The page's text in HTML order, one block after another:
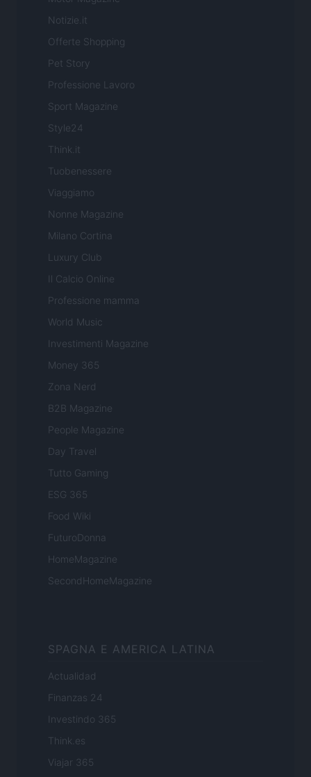
Notizie.it
Offerte Shopping
Pet Story
Professione Lavoro
Sport Magazine
Style24
Think.it
Tuobenessere
Viaggiamo
Nonne Magazine
Milano Cortina
Luxury Club
Il Calcio Online
Professione mamma
World Music
Investimenti Magazine
Money 365
Zona Nerd
B2B Magazine
People Magazine
Day Travel
Tutto Gaming
ESG 365
Food Wiki
FuturoDonna
HomeMagazine
SecondHomeMagazine
SPAGNA E AMERICA LATINA
Actualidad
Finanzas 24
Investindo 365
Think.es
Viajar 365